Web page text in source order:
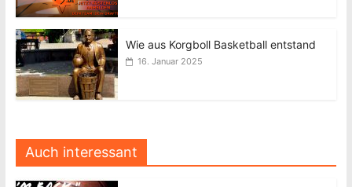
Wie aus Korgboll Basketball entstand
16. Januar 2025
Auch interessant